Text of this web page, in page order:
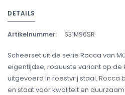
DETAILS
Artikelnummer: S31M96SR
Scheerset uit de serie Rocca van
eigentijdse, robuuste variant op de
uitgevoerd in roestvrij staal. Rocca
en staat voor kwaliteit en